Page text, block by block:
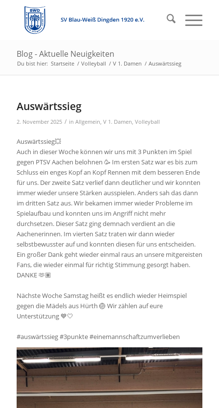
Blog - Aktuelle Neuigkeiten
Du bist hier: Startseite / Volleyball / V 1. Damen / Auswärtssieg
Auswärtssieg
2. November 2025 / in Allgemein, V 1. Damen, Volleyball
Auswärtssieg💥
Auch in dieser Woche können wir uns mit 3 Punkten im Spiel
gegen PTSV Aachen belohnen 🥳 Im ersten Satz war es bis zum
Schluss ein enges Kopf an Kopf Rennen mit dem besseren Ende
für uns. Der zweite Satz verlief dann deutlicher und wir konnten
immer wieder unsere Stärken ausspielen. Anders sah das dann
im dritten Satz aus. Wir bekamen immer wieder Probleme im
Spielaufbau und konnten uns im Angriff nicht mehr
durchsetzen. Dieser Satz ging demnach verdient an die
Aachenerinnen. Im vierten Satz traten wir dann wieder
selbstbewusster auf und konnten diesen für uns entscheiden.
Ein großer Dank geht wieder einmal raus an unsere mitgereisten
Fans, die wieder einmal für richtig Stimmung gesorgt haben.
DANKE 🫶🏽
Nächste Woche Samstag heißt es endlich wieder Heimspiel
gegen die Mädels aus Hürth 🏐 Wir zählen auf eure
Unterstützung 💙🤍
#auswärtssieg #3punkte #einemannschaftzumverlieben